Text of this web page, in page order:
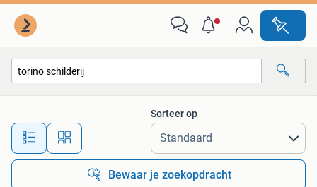
Alle afstanden…
Sorteer op
Bewaar je zoekopdracht